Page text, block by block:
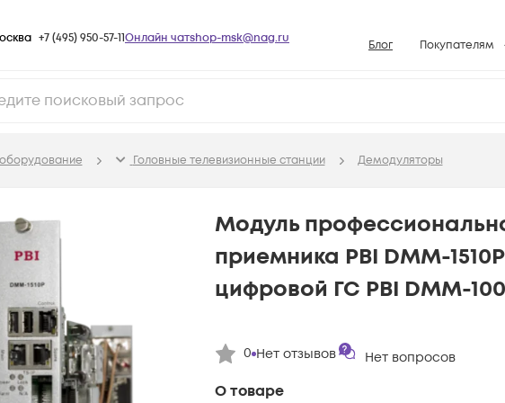
+7 (495) 950-57-11Онлайн чатshop-msk@nag.ru Блог Покупателям
Условия
Возврат
Вопросы и
База знаний
Головные телевизионные станции Демодуляторы
О товаре
Модуль
приемника PBI DMM-
цифровой ГС PBI DMM-
0 Нет отзывов Нет вопросов